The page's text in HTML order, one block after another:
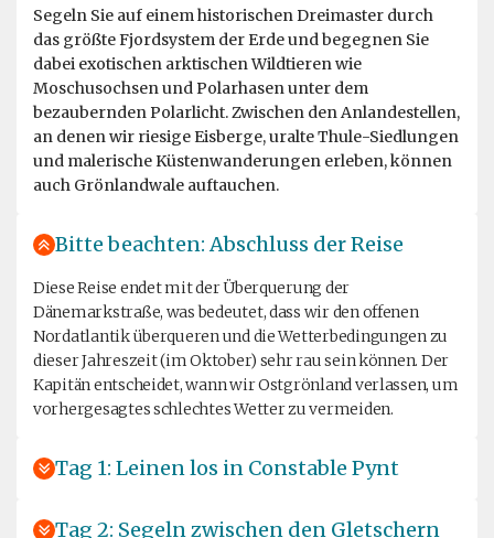
Segeln Sie auf einem historischen Dreimaster durch
das größte Fjordsystem der Erde und begegnen Sie
dabei exotischen arktischen Wildtieren wie
Moschusochsen und Polarhasen unter dem
bezaubernden Polarlicht. Zwischen den Anlandestellen,
an denen wir riesige Eisberge, uralte Thule-Siedlungen
und malerische Küstenwanderungen erleben, können
auch Grönlandwale auftauchen.
Bitte beachten: Abschluss der Reise
Diese Reise endet mit der Überquerung der
Dänemarkstraße, was bedeutet, dass wir den offenen
Nordatlantik überqueren und die Wetterbedingungen zu
dieser Jahreszeit (im Oktober) sehr rau sein können. Der
Kapitän entscheidet, wann wir Ostgrönland verlassen, um
vorhergesagtes schlechtes Wetter zu vermeiden.
Tag 1: Leinen los in Constable Pynt
Tag 2: Segeln zwischen den Gletschern